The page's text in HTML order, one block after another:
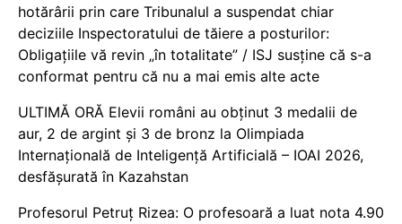
hotărârii prin care Tribunalul a suspendat chiar
deciziile Inspectoratului de tăiere a posturilor:
Obligațiile vă revin „în totalitate” / ISJ susține că s-a
conformat pentru că nu a mai emis alte acte
ULTIMĂ ORĂ Elevii români au obținut 3 medalii de
aur, 2 de argint și 3 de bronz la Olimpiada
Internațională de Inteligență Artificială – IOAI 2026,
desfășurată în Kazahstan
Profesorul Petruț Rizea: O profesoară a luat nota 4.90